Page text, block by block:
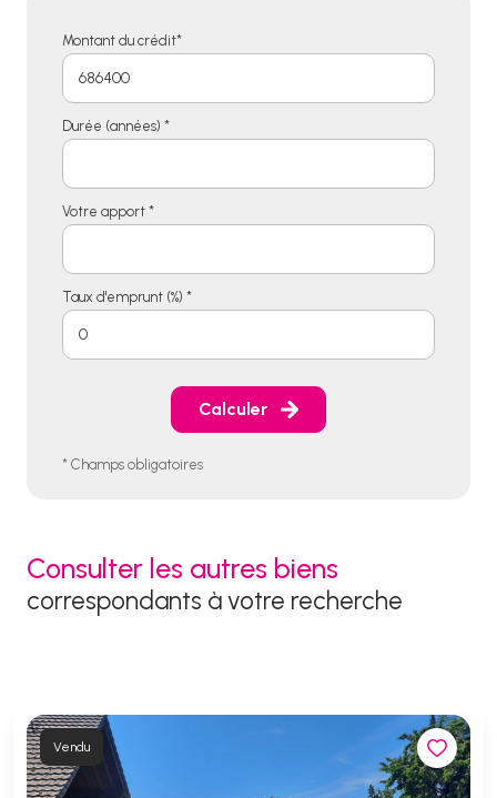
Montant du crédit*
Durée (années) *
Votre apport *
Taux d'emprunt (%) *
Calculer
* Champs obligatoires
Consulter les autres biens
correspondants à votre recherche
Vendu